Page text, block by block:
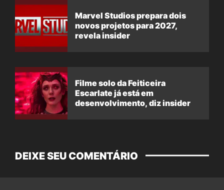
Marvel Studios prepara dois
novos projetos para 2027,
revela insider
Filme solo da Feiticeira
Escarlate já está em
desenvolvimento, diz insider
DEIXE SEU COMENTÁRIO